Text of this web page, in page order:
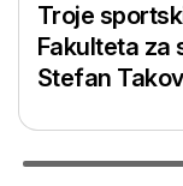
Troje
Fakulteta za
Stefan